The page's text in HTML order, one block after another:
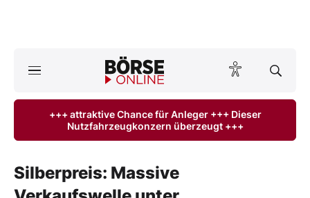
ktuelle Ausgabe BÖRSE ONLINE lesen
Anlageprodukte
+++ attraktive Chance für Anleger +++ Dieser
Nutzfahrzeugkonzern überzeugt +++
Silberpreis: Massive